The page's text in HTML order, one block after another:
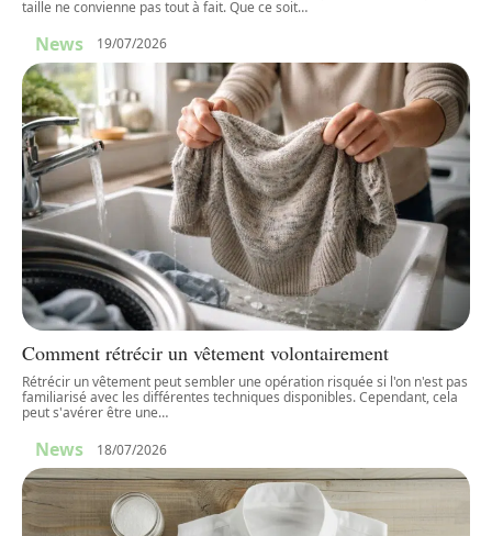
taille ne convienne pas tout à fait. Que ce soit…
News 19/07/2026
Comment rétrécir un vêtement volontairement
Rétrécir un vêtement peut sembler une opération risquée si l'on n'est pas
familiarisé avec les différentes techniques disponibles. Cependant, cela
peut s'avérer être une…
News 18/07/2026